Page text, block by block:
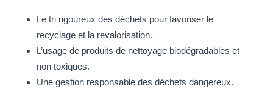
Le tri rigoureux des déchets pour favoriser le
recyclage et la revalorisation.
L’usage de produits de nettoyage biodégradables et
non toxiques.
Une gestion responsable des déchets dangereux.